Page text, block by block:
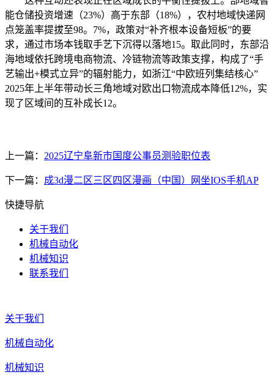
能仓储投资增速（23%）高于东部（18%），农村地域快递网
点笼盖率提拔至98。7%，政策对“补齐根本设备短板”的要
求，通过市场本钱取手艺下沉得以落地15。取此同时，东部沿
海地域依托跨境电商物流、冷链物流等政策支撑，构成了“手
艺输出+模式立异”的辐射能力，如浙江“中欧班列集结核心”
2025年上半年带动长三角地域对欧出口物流成本降低12%，实
现了区域间的互补成长12。
上一篇： 2025辽宁阜新市国度公事员测验职位表
下一篇： 成3d漫二区三区四区漫画（中国）网坐IOS手机AP
快捷导航
关于我们
机械自动化
机械知识
联系我们
关于我们
机械自动化
机械知识